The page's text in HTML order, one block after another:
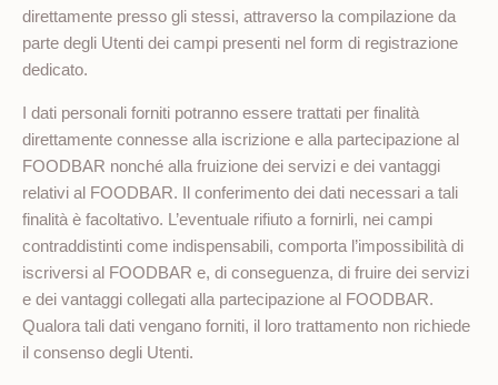
direttamente presso gli stessi, attraverso la compilazione da
parte degli Utenti dei campi presenti nel form di registrazione
dedicato.
I dati personali forniti potranno essere trattati per finalità
direttamente connesse alla iscrizione e alla partecipazione al
FOODBAR nonché alla fruizione dei servizi e dei vantaggi
relativi al FOODBAR. Il conferimento dei dati necessari a tali
finalità è facoltativo. L’eventuale rifiuto a fornirli, nei campi
contraddistinti come indispensabili, comporta l’impossibilità di
iscriversi al FOODBAR e, di conseguenza, di fruire dei servizi
e dei vantaggi collegati alla partecipazione al FOODBAR.
Qualora tali dati vengano forniti, il loro trattamento non richiede
il consenso degli Utenti.